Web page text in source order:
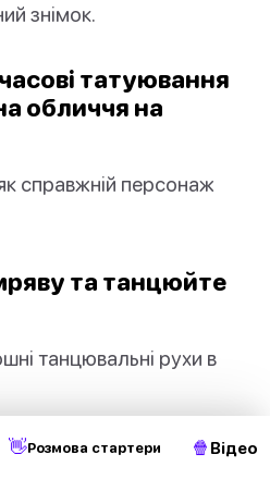
знімок.
татуювання
обличчя на
справжній персонаж
та танцюйте
танцювальні рухи в
маску на
👋Pозмова стартери 🍿 Відео